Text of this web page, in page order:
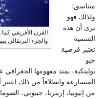
القرن الأفريقي كما
والجزء البرتقالي
متناسق؛
ولذلك فهو
يرى أن هذه
التسمية
تعتبر فرضية
جيو
بوليتكية، يمتد مفهومها الجغرافي
المتسارعة وانطلاقاً من ذلك
من إثيوبيا، إريتريا، جيبوتي،